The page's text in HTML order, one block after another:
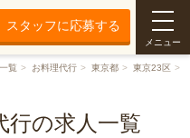
スタッフに応募する
メニュー
覧 お料理代行 東京都
東京23区
行の求人一覧